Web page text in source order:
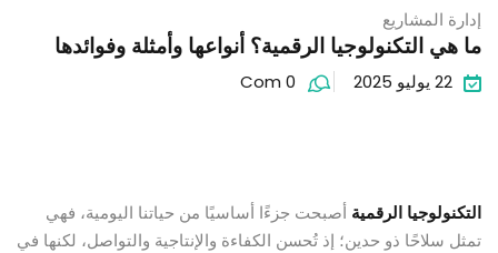
إدارة المشاريع
ما هي التكنولوجيا الرقمية؟ أنواعها وأمثلة وفوائدها
22 يوليو 2025
Com 0
التكنولوجيا الرقمية أصبحت جزءًا أساسيًا من حياتنا اليومية، فهي
تمثل سلاحًا ذو حدين؛ إذ تُحسن الكفاءة والإنتاجية والتواصل، لكنها في